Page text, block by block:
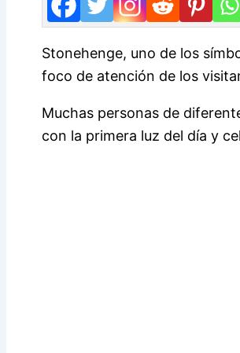
Stonehenge, uno de los
foco de atención de los
Muchas personas de
con la primera luz del día y